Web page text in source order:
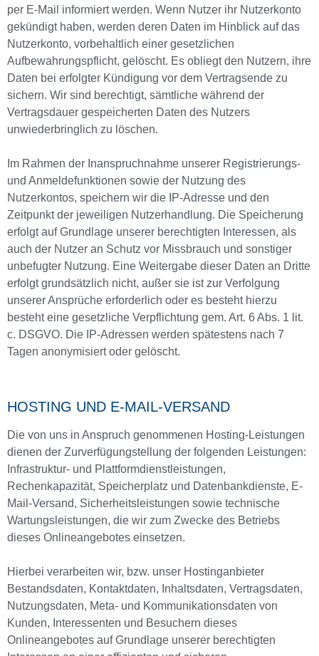
per E-Mail informiert werden. Wenn Nutzer ihr Nutzerkonto
gekündigt haben, werden deren Daten im Hinblick auf das
Nutzerkonto, vorbehaltlich einer gesetzlichen
Aufbewahrungspflicht, gelöscht. Es obliegt den Nutzern, ihre
Daten bei erfolgter Kündigung vor dem Vertragsende zu
sichern. Wir sind berechtigt, sämtliche während der
Vertragsdauer gespeicherten Daten des Nutzers
unwiederbringlich zu löschen.
Im Rahmen der Inanspruchnahme unserer Registrierungs-
und Anmeldefunktionen sowie der Nutzung des
Nutzerkontos, speichern wir die IP-Adresse und den
Zeitpunkt der jeweiligen Nutzerhandlung. Die Speicherung
erfolgt auf Grundlage unserer berechtigten Interessen, als
auch der Nutzer an Schutz vor Missbrauch und sonstiger
unbefugter Nutzung. Eine Weitergabe dieser Daten an Dritte
erfolgt grundsätzlich nicht, außer sie ist zur Verfolgung
unserer Ansprüche erforderlich oder es besteht hierzu
besteht eine gesetzliche Verpflichtung gem. Art. 6 Abs. 1 lit.
c. DSGVO. Die IP-Adressen werden spätestens nach 7
Tagen anonymisiert oder gelöscht.
HOSTING UND E-MAIL-VERSAND
Die von uns in Anspruch genommenen Hosting-Leistungen
dienen der Zurverfügungstellung der folgenden Leistungen:
Infrastruktur- und Plattformdienstleistungen,
Rechenkapazität, Speicherplatz und Datenbankdienste, E-
Mail-Versand, Sicherheitsleistungen sowie technische
Wartungsleistungen, die wir zum Zwecke des Betriebs
dieses Onlineangebotes einsetzen.
Hierbei verarbeiten wir, bzw. unser Hostinganbieter
Bestandsdaten, Kontaktdaten, Inhaltsdaten, Vertragsdaten,
Nutzungsdaten, Meta- und Kommunikationsdaten von
Kunden, Interessenten und Besuchern dieses
Onlineangebotes auf Grundlage unserer berechtigten